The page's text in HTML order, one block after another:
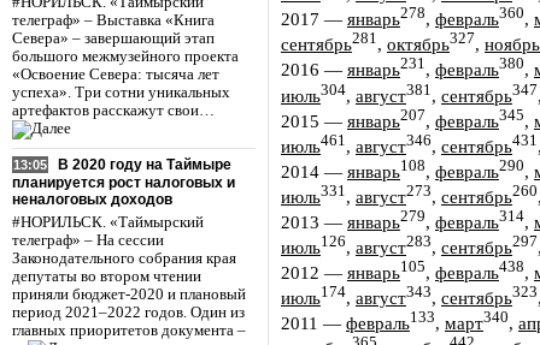
телеграф» – Выставка «Книга
Севера» – завершающий этап
большого межмузейного проекта
«Освоение Севера: тысяча лет
успеха». Три сотни уникальных
артефактов расскажут свои…
13:05
В 2020 году на Таймыре
планируется рост налоговых и
неналоговых доходов
#НОРИЛЬСК. «Таймырский
телеграф» – На сессии
Законодательного собрания края
депутаты во втором чтении
приняли бюджет-2020 и плановый
период 2021–2022 годов. Один из
главных приоритетов документа –
2017 — январь278, февраль360,
сентябрь281, октябрь327, ноябрь
2016 — январь231, февраль380,
июль304, август381 , сентябрь347
2015 — январь207, февраль345,
июль461 , август346, сентябрь431
2014 — январь108, февраль290,
июль331 , август273, сентябрь260
2013 — январь279, февраль314,
июль126, август283, сентябрь297
2012 — январь105, февраль438,
июль174, август343, сентябрь323
2011 — февраль133, март340,